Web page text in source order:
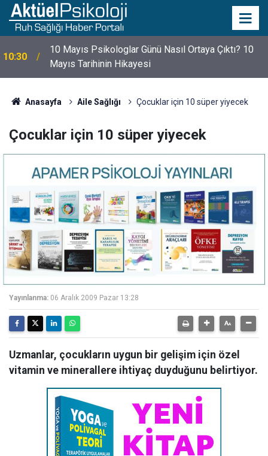
10:30
10 Mayıs Psikologlar Günü Nasıl Ortaya Çıktı? 10
Mayıs Tarihinin Hikayesi
Anasayfa Aile Sağlığı Çocuklar için 10 süper yiyecek
Çocuklar için 10 süper yiyecek
Yayınlanma: 06 Aralık 2009 Pazar 13:28
Uzmanlar, çocukların uygun bir gelişim için özel
vitamin ve minerallere ihtiyaç duyduğunu belirtiyor.